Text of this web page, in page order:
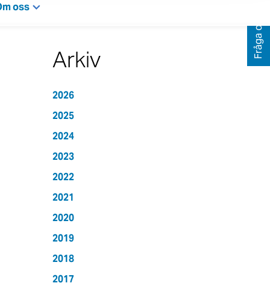
oss
Arkiv
2026
2025
2024
2023
2022
2021
2020
2019
2018
2017
Fråga oss